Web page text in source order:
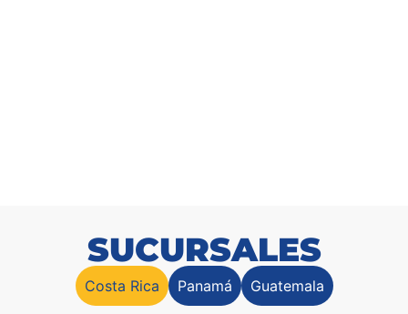
SUCURSALES
Costa Rica Panamá Guatemala